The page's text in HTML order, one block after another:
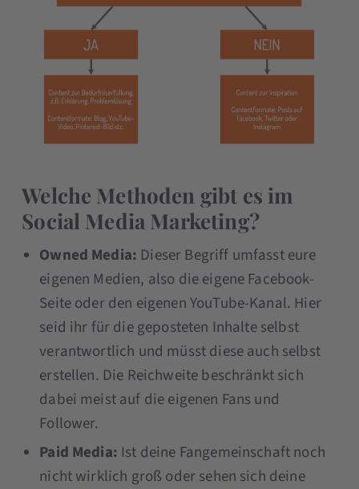
Welche Methoden gibt es im
Social Media Marketing?
Owned Media: Dieser Begriff umfasst eure
eigenen Medien, also die eigene Facebook-
Seite oder den eigenen YouTube-Kanal. Hier
seid ihr für die geposteten Inhalte selbst
verantwortlich und müsst diese auch selbst
erstellen. Die Reichweite beschränkt sich
dabei meist auf die eigenen Fans und
Follower.
Paid Media: Ist deine Fangemeinschaft noch
nicht wirklich groß oder sehen sich deine